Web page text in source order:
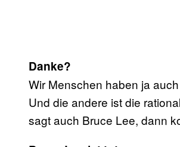
Danke?
Wir Menschen haben ja
Und die andere ist die
sagt auch Bruce Lee, dann